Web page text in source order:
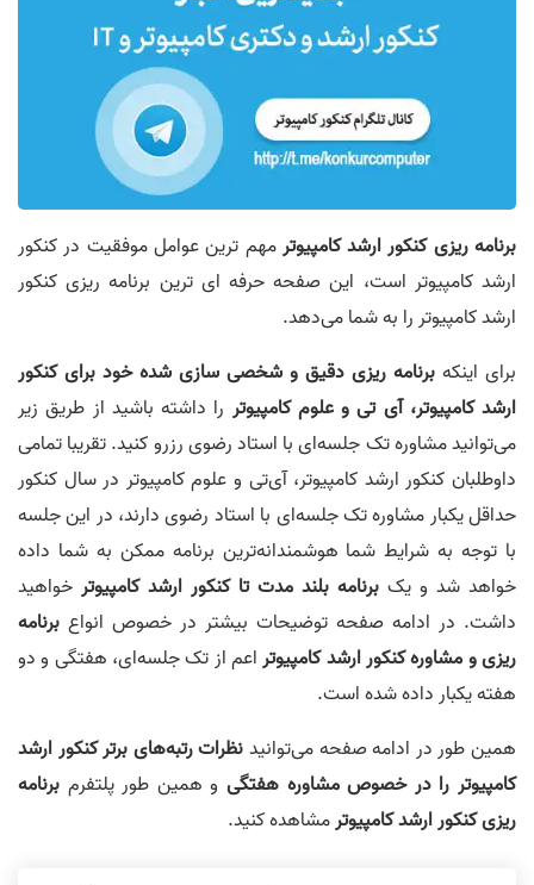
برنامه ریزی کنکور ارشد کامپیوترمهم ترین عوامل موفقیت در کنکور
ارشد کامپیوتر است، این صفحه حرفه ای ترین برنامه ریزی کنکور
ارشد کامپیوتر را به شما می‌دهد.
برای اینکه برنامه ریزی دقیق و شخصی سازی شده خود برای کنکور
ارشد کامپیوتر، آی تی و علوم کامپیوتر را داشته باشید از طریق زیر
می‌توانید مشاوره تک جلسه‌ای با استاد رضوی رزرو کنید. تقریبا تمامی
داوطلبان کنکور ارشد کامپیوتر، آی‌تی و علوم کامپیوتر در سال کنکور
حداقل یکبار مشاوره تک جلسه‌ای با استاد رضوی دارند، در این جلسه
با توجه به شرایط شما هوشمندانه‌ترین برنامه ممکن به شما داده
خواهد شد و یک برنامه بلند مدت تا کنکور ارشد کامپیوتر خواهید
داشت. در ادامه صفحه توضیحات بیشتر در خصوص انواع برنامه
ریزی و مشاوره کنکور ارشد کامپیوتراعم از تک جلسه‌ای، هفتگی و دو
هفته یکبار داده شده است.
همین طور در ادامه صفحه می‌توانیدنظرات رتبه‌های برتر کنکور ارشد
کامپیوتر را در خصوص مشاوره هفتگی و همین طور پلتفرم برنامه
ریزی کنکور ارشد کامپیوترمشاهده کنید.